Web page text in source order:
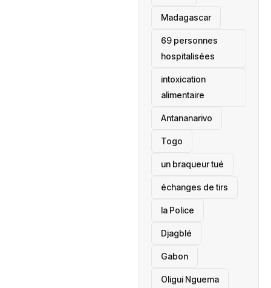
‎Madagascar
69 personnes
hospitalisées
intoxication
alimentaire
Antananarivo
‎Togo
un braqueur tué
échanges de tirs
la Police
Djagblé
Gabon
Oligui Nguema